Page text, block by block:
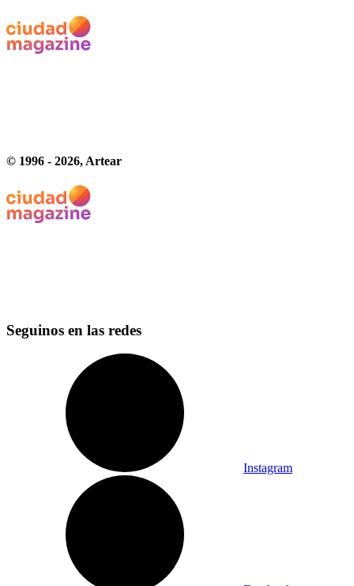
© 1996 - 2026, Artear
Seguinos en las redes
Instagram